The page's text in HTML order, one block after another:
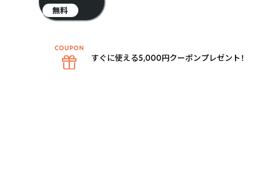
無料
すぐに使える5,000円クーポンプレゼント！